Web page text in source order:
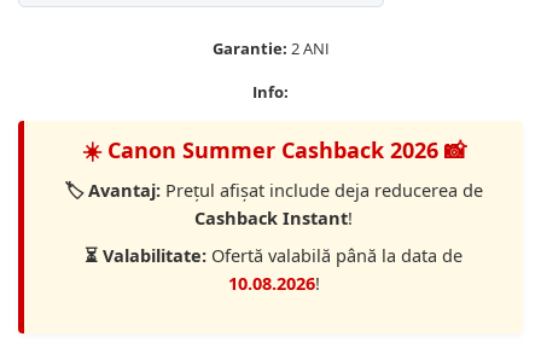
Garantie: 2 ANI
Info:
☀️ Canon Summer Cashback 2026 📸
🏷️ Avantaj: Prețul afișat include deja reducerea de
Cashback Instant!
⏳ Valabilitate: Ofertă valabilă până la data de
10.08.2026!